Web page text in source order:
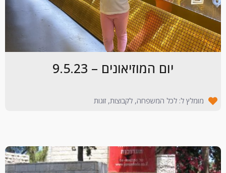
יום המוזיאונים – 9.5.23
מומלץ ל: לכל המשפחה, לקבוצות, זוגות